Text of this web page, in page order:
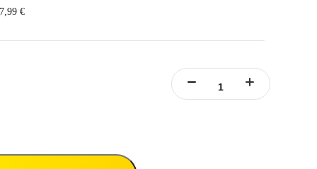
€
o per essere utilizzato come estensione per il selfie stick.
include 1 x Impugnatura Treppiede per Bullet Time.